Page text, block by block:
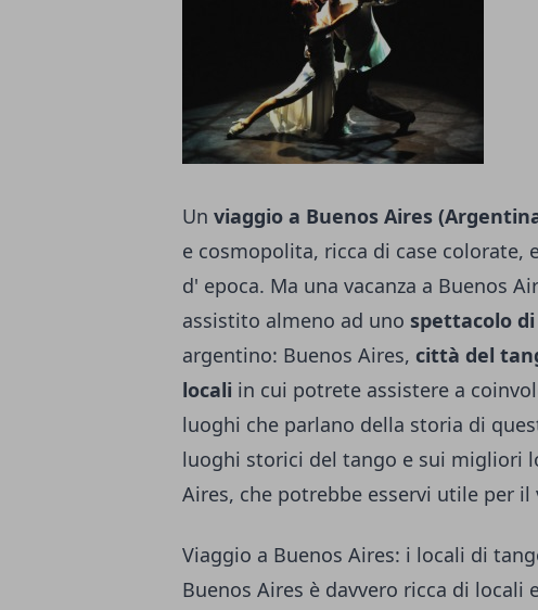
Un viaggio a Buenos Aires
e cosmopolita, ricca di case
d' epoca. Ma una vacanza a Buenos
assistito almeno ad uno spettacolo
argentino: Buenos Aires, città del
locali in cui potrete assistere a
luoghi che parlano della storia di
luoghi storici del tango e sui migliori
Aires, che potrebbe esservi utile per
Viaggio a Buenos Aires: i locali di
Buenos Aires è davvero ricca di locali